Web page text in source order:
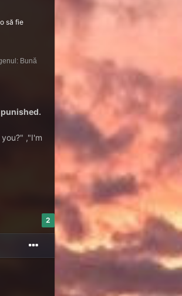
să fie
Bună
,"I'm
2